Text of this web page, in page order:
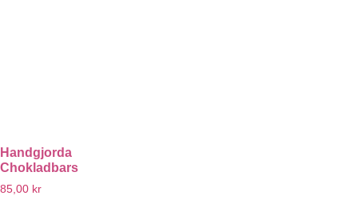
Handgjorda
Chokladbars
85,00 kr